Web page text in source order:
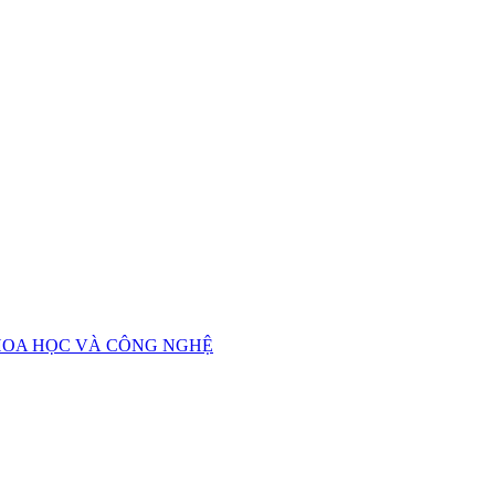
HỌC VÀ CÔNG NGHỆ